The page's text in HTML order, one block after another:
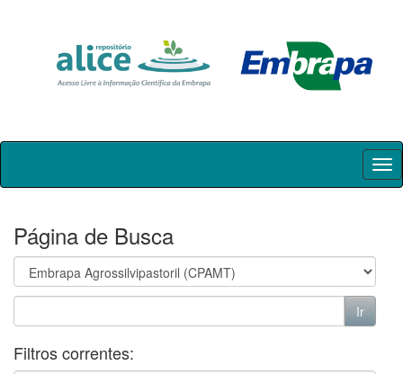
Skip
Página de Busca
Filtros correntes: